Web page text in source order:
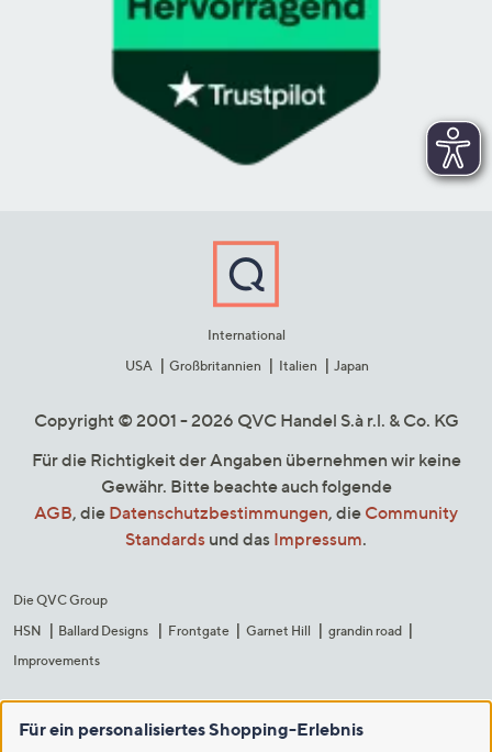
International
USA
Großbritannien Italien Japan
Copyright © 2001 - 2026 QVC Handel S.à r.l. & Co. KG
Für die Richtigkeit der Angaben übernehmen wir keine
Gewähr. Bitte beachte auch folgende
AGB, die Datenschutzbestimmungen, die Community
Standards und das Impressum.
Die QVC Group
HSN
Ballard Designs Frontgate Garnet Hill
grandin road
Improvements
Für ein personalisiertes Shopping-Erlebnis